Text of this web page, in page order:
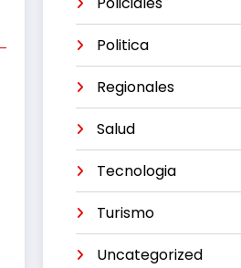
Politica
Regionales
Salud
Tecnologia
Turismo
Uncategorized